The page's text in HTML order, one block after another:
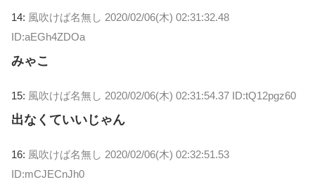
14: 風吹けば名無し 2020/02/06(木) 02:31:32.48
ID:aEGh4ZDOa
みゃこ
15: 風吹けば名無し 2020/02/06(木) 02:31:54.37 ID:tQ12pgz60
出なくていいじゃん
16: 風吹けば名無し 2020/02/06(木) 02:32:51.53
ID:mCJECnJh0